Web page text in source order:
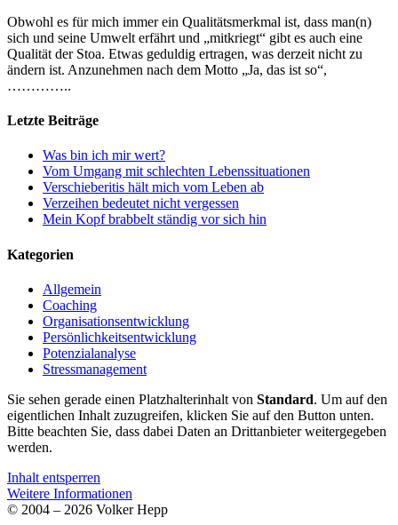
Obwohl es für mich immer ein Qualitätsmerkmal ist, dass man(n)
sich und seine Umwelt erfährt und „mitkriegt“ gibt es auch eine
Qualität der Stoa. Etwas geduldig ertragen, was derzeit nicht zu
ändern ist. Anzunehmen nach dem Motto „Ja, das ist so“,
…………..
Letzte Beiträge
Was bin ich mir wert?
Vom Umgang mit schlechten Lebenssituationen
Verschieberitis hält mich vom Leben ab
Verzeihen bedeutet nicht vergessen
Mein Kopf brabbelt ständig vor sich hin
Kategorien
Allgemein
Coaching
Organisationsentwicklung
Persönlichkeitsentwicklung
Potenzialanalyse
Stressmanagement
Sie sehen gerade einen Platzhalterinhalt von Standard. Um auf den
eigentlichen Inhalt zuzugreifen, klicken Sie auf den Button unten.
Bitte beachten Sie, dass dabei Daten an Drittanbieter weitergegeben
werden.
Inhalt entsperren
Weitere Informationen
© 2004 – 2026 Volker Hepp